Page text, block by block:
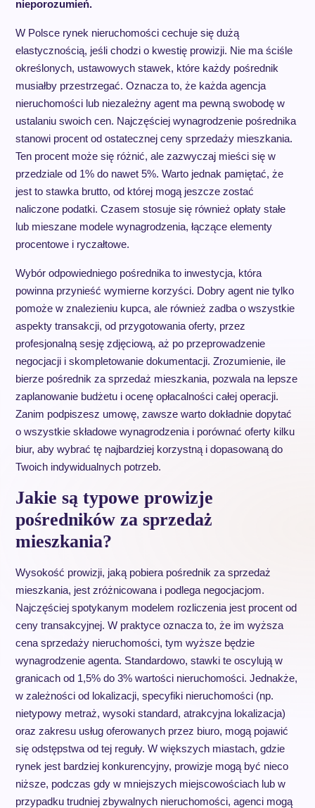
nieporozumień.
W Polsce rynek nieruchomości cechuje się dużą
elastycznością, jeśli chodzi o kwestię prowizji. Nie ma ściśle
określonych, ustawowych stawek, które każdy pośrednik
musiałby przestrzegać. Oznacza to, że każda agencja
nieruchomości lub niezależny agent ma pewną swobodę w
ustalaniu swoich cen. Najczęściej wynagrodzenie pośrednika
stanowi procent od ostatecznej ceny sprzedaży mieszkania.
Ten procent może się różnić, ale zazwyczaj mieści się w
przedziale od 1% do nawet 5%. Warto jednak pamiętać, że
jest to stawka brutto, od której mogą jeszcze zostać
naliczone podatki. Czasem stosuje się również opłaty stałe
lub mieszane modele wynagrodzenia, łączące elementy
procentowe i ryczałtowe.
Wybór odpowiedniego pośrednika to inwestycja, która
powinna przynieść wymierne korzyści. Dobry agent nie tylko
pomoże w znalezieniu kupca, ale również zadba o wszystkie
aspekty transakcji, od przygotowania oferty, przez
profesjonalną sesję zdjęciową, aż po przeprowadzenie
negocjacji i skompletowanie dokumentacji. Zrozumienie, ile
bierze pośrednik za sprzedaż mieszkania, pozwala na lepsze
zaplanowanie budżetu i ocenę opłacalności całej operacji.
Zanim podpiszesz umowę, zawsze warto dokładnie dopytać
o wszystkie składowe wynagrodzenia i porównać oferty kilku
biur, aby wybrać tę najbardziej korzystną i dopasowaną do
Twoich indywidualnych potrzeb.
Jakie są typowe prowizje
pośredników za sprzedaż
mieszkania?
Wysokość prowizji, jaką pobiera pośrednik za sprzedaż
mieszkania, jest zróżnicowana i podlega negocjacjom.
Najczęściej spotykanym modelem rozliczenia jest procent od
ceny transakcyjnej. W praktyce oznacza to, że im wyższa
cena sprzedaży nieruchomości, tym wyższe będzie
wynagrodzenie agenta. Standardowo, stawki te oscylują w
granicach od 1,5% do 3% wartości nieruchomości. Jednakże,
w zależności od lokalizacji, specyfiki nieruchomości (np.
nietypowy metraż, wysoki standard, atrakcyjna lokalizacja)
oraz zakresu usług oferowanych przez biuro, mogą pojawić
się odstępstwa od tej reguły. W większych miastach, gdzie
rynek jest bardziej konkurencyjny, prowizje mogą być nieco
niższe, podczas gdy w mniejszych miejscowościach lub w
przypadku trudniej zbywalnych nieruchomości, agenci mogą